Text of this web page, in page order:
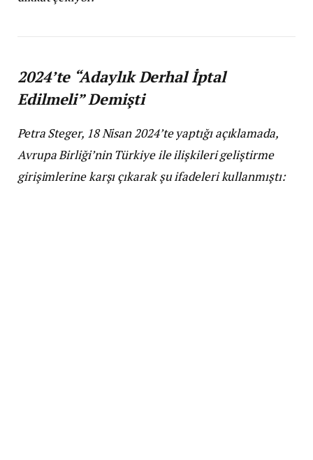
2024’te “Adaylık Derhal İptal
Edilmeli” Demişti
Petra Steger, 18 Nisan 2024’te yaptığı açıklamada,
Avrupa Birliği’nin Türkiye ile ilişkileri geliştirme
girişimlerine karşı çıkarak şu ifadeleri kullanmıştı: